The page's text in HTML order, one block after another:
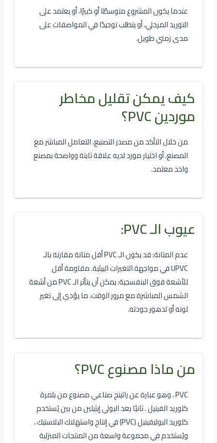
عندما يكون المشروع متوسطًا أو كبيرًا، أو يعتمد على
التوريد المرحلي، أو يتطلب توحيدًا في المواصفات على
مدى زمني طويل.
كيف يمكن تقليل مخاطر
موردين PVC؟
من خلال التأكد من مصدر التصنيع، التعامل المباشر مع
المصنع، أو اختيار مورد لديه علاقة ثابتة وواضحة بمصنع
واحد معتمد.
عيوب الـ PVC:
عدم المتانة: قد يكون الـ PVC أقل متانة مقارنة بالـ
UPVC في مواجهة التغيرات البيئية. مقاومة أقل
للأشعة فوق البنفسجية: يمكن أن يتأثر الـ PVC من أشعة
الشمس المباشرة مع مرور الوقت، ما يؤدي إلى تغير
لونه أو تدهور جودته.
من ماذا مصنوع PVC؟
PVC ، وهو عبارة عن راتينج صناعي مصنوع من بلمرة
كلوريد الفينيل . ثانيًا بعد البولي إيثيلين من بين يُستخدم
كلوريد البوليفينيل (PVC) في إنتاج واستهلاك البلاستيك ،
ويُستخدم في مجموعة واسعة من المنتجات المنزلية